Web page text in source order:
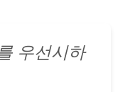
우선시하